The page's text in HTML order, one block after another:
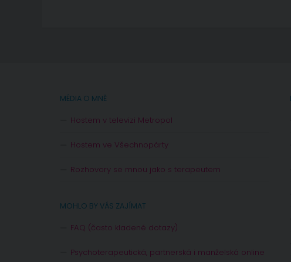
MÉDIA O MNĚ
Hostem v televizi Metropol
Hostem ve Všechnopárty
Rozhovory se mnou jako s terapeutem
MOHLO BY VÁS ZAJÍMAT
FAQ (často kladené dotazy)
Psychoterapeutická, partnerská i manželská online